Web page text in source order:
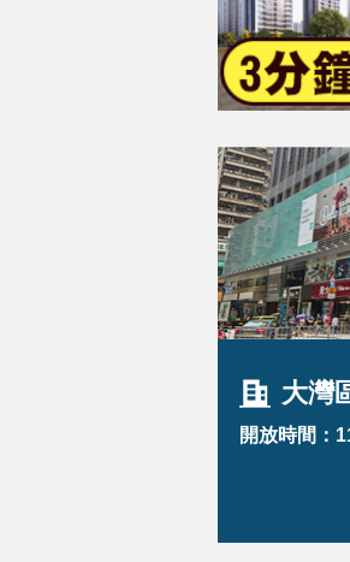
大灣
開放時間：